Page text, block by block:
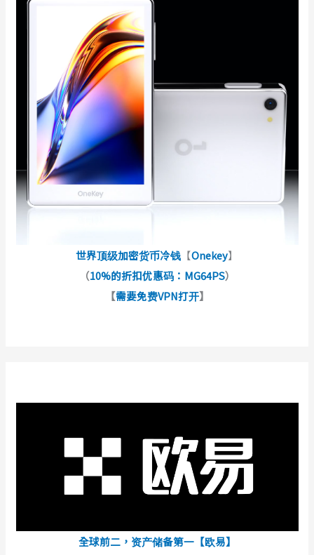
世界顶级加密货币冷钱 【Onekey】
（10%的折扣优惠码：MG64PS）
【需要免费VPN打开】
全球前二，资产储备第一【欧易】